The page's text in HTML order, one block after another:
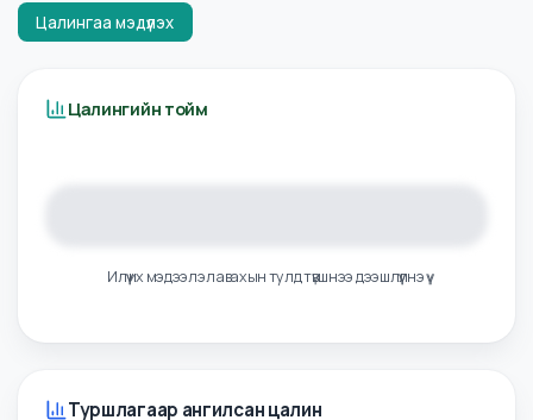
₮ 2.0сая(2.1сая 2.8сая
Илүү их мэдээлэл авахын тулд түвшнээ дээшлүүлнэ үү